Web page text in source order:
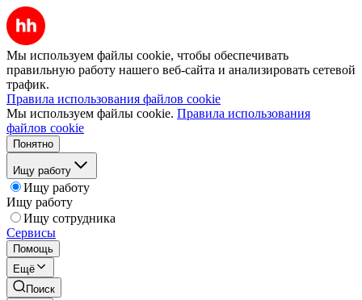
Мы используем файлы cookie, чтобы обеспечивать
правильную работу нашего веб-сайта и анализировать сетевой
трафик.
Правила использования файлов cookie
Мы используем файлы cookie. Правила использования
файлов cookie
Понятно
Ищу работу
Ищу работу
Ищу работу
Ищу сотрудника
Сервисы
Помощь
Ещё
Поиск